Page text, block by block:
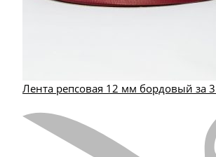
Лента репсовая 12 мм бордовый за